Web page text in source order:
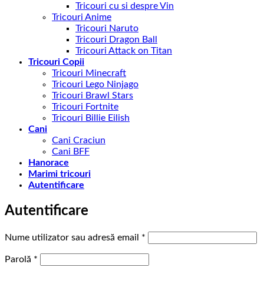
Tricouri cu si despre Vin
Tricouri Anime
Tricouri Naruto
Tricouri Dragon Ball
Tricouri Attack on Titan
Tricouri Copii
Tricouri Minecraft
Tricouri Lego Ninjago
Tricouri Brawl Stars
Tricouri Fortnite
Tricouri Billie Eilish
Cani
Cani Craciun
Cani BFF
Hanorace
Marimi tricouri
Autentificare
Autentificare
Nume utilizator sau adresă email *
Parolă *